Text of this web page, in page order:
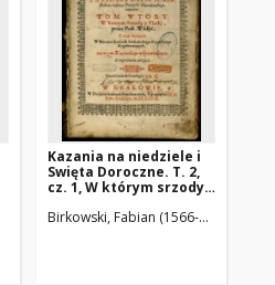
Piotrkowczyk, Andrzej (ca 1585-1645).
Kazania na niedziele i
Swięta Doroczne. T. 2,
cz. 1, W którym srzody y
Wielki, y wiele swiętych
Birkowski, Fabian (1566-1636)